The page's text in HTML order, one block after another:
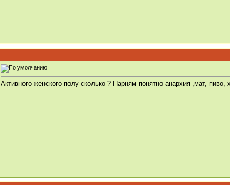
Активного женского полу сколько ? Парням понятно анархия ,мат,